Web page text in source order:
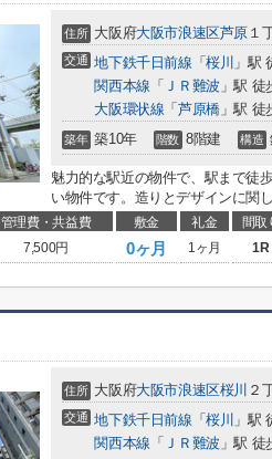
住所 大阪府大阪市浪速区芦原 １
交通 地下鉄千日前線 「桜川 」駅
関西本線 「 ＪＲ難波 」駅 徒
大阪環状線 「 芦原橋」駅 徒
築年 築10年 階数 8階建 構造
魅力的な駅近の物件で、駅まで徒
い物件です。造りとデザインに関
管理費・共益費 敷金 礼金 間取
7,500円 0ヶ月 1ヶ月 1R
住所 大阪府大阪市浪速区桜川 ２
交通 地下鉄千日前線 「桜川 」駅
関西本線 「 ＪＲ難波 」駅 徒